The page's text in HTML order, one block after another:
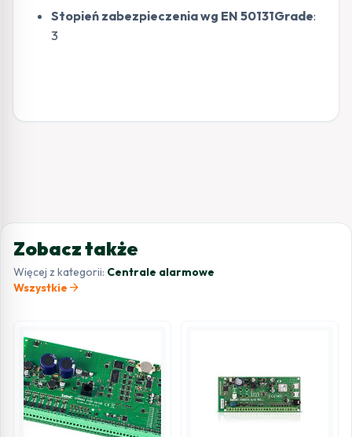
Stopień zabezpieczenia wg EN 50131Grade:
3
Zobacz także
Więcej z kategorii: Centrale alarmowe
Wszystkie arrow_forward